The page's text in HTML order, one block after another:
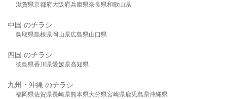
滋賀県京都府大阪府兵庫県奈良県和歌山県
中国 のチラシ
鳥取県島根県岡山県広島県山口県
四国 のチラシ
徳島県香川県愛媛県高知県
九州・沖縄 のチラシ
福岡県佐賀県長崎県熊本県大分県宮崎県鹿児島県沖縄県